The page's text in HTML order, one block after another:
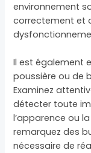
environnement
correctement et
Il est également
poussière ou de
Examinez
détecter toute
l’apparence ou
remarquez des
nécessaire de